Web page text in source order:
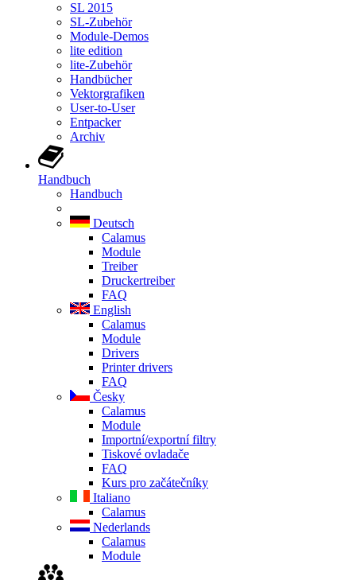
SL 2015
SL-Zubehör
Module-Demos
lite edition
lite-Zubehör
Handbücher
Vektorgrafiken
User-to-User
Entpacker
Archiv
Handbuch
Handbuch
Deutsch
Calamus
Module
Treiber
Druckertreiber
FAQ
English
Calamus
Module
Drivers
Printer drivers
FAQ
Česky
Calamus
Module
Importní/exportní filtry
Tiskové ovladače
FAQ
Kurs pro začátečníky
Italiano
Calamus
Nederlands
Calamus
Module